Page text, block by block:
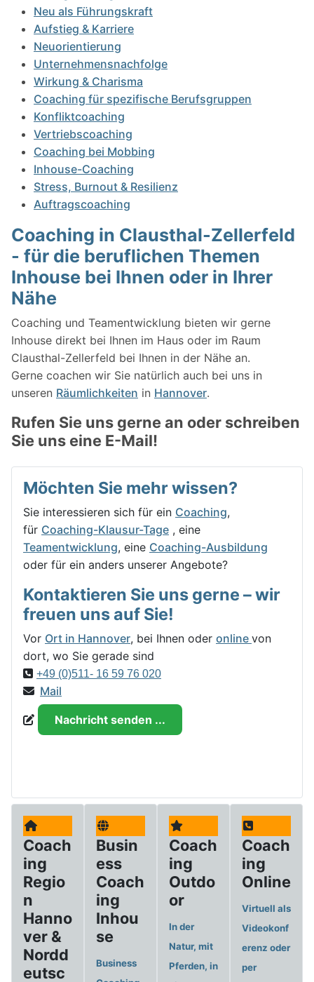
Neu als Führungskraft
Aufstieg & Karriere
Neuorientierung
Unternehmensnachfolge
Wirkung & Charisma
Coaching für spezifische Berufsgruppen
Konfliktcoaching
Vertriebscoaching
Coaching bei Mobbing
Inhouse-Coaching
Stress, Burnout & Resilienz
Auftragscoaching
Coaching in Clausthal-Zellerfeld
- für die beruflichen Themen
Inhouse bei Ihnen oder in Ihrer
Nähe
Coaching und Teamentwicklung bieten wir gerne
Inhouse direkt bei Ihnen im Haus oder im Raum
Clausthal-Zellerfeld bei Ihnen in der Nähe an.
Gerne coachen wir Sie natürlich auch bei uns in
unseren Räumlichkeiten in Hannover.
Rufen Sie uns gerne an oder schreiben
Sie uns eine E-Mail!
Möchten Sie mehr wissen?
Sie interessieren sich für ein Coaching,
für Coaching-Klausur-Tage , eine
Teamentwicklung, eine Coaching-Ausbildung
oder für ein anders unserer Angebote?
Kontaktieren Sie uns gerne – wir
freuen uns auf Sie!
Vor Ort in Hannover, bei Ihnen oder online von
dort, wo Sie gerade sind
+49 (0)511- 16 59 76 020
Mail
Nachricht senden ...
Coach
ing
Regio
n
Hanno
ver &
Nordd
eutsc
Busin
ess
Coach
ing
Inhou
se
Business
Coach
ing
Outdo
or
In der
Natur, mit
Pferden, in
Coach
ing
Online
Virtuell als
Videokonf
erenz oder
per